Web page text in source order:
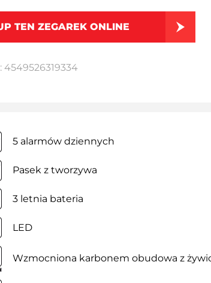
TEN ZEGAREK ONLINE
4549526319334
5 alarmów dziennych
Pasek z tworzywa
3 letnia bateria
LED
Wzmocniona karbonem obudowa z